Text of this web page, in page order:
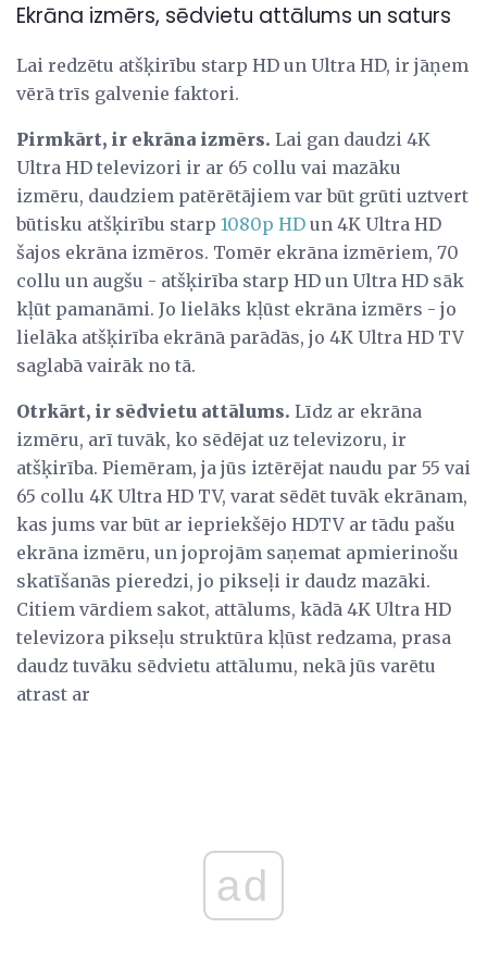
Ekrāna izmērs, sēdvietu attālums un saturs
Lai redzētu atšķirību starp HD un Ultra HD, ir jāņem
vērā trīs galvenie faktori.
Pirmkārt, ir ekrāna izmērs. Lai gan daudzi 4K
Ultra HD televizori ir ar 65 collu vai mazāku
izmēru, daudziem patērētājiem var būt grūti uztvert
būtisku atšķirību starp 1080p HD un 4K Ultra HD
šajos ekrāna izmēros. Tomēr ekrāna izmēriem, 70
collu un augšu - atšķirība starp HD un Ultra HD sāk
kļūt pamanāmi. Jo lielāks kļūst ekrāna izmērs - jo
lielāka atšķirība ekrānā parādās, jo 4K Ultra HD TV
saglabā vairāk no tā.
Otrkārt, ir sēdvietu attālums. Līdz ar ekrāna
izmēru, arī tuvāk, ko sēdējat uz televizoru, ir
atšķirība. Piemēram, ja jūs iztērējat naudu par 55 vai
65 collu 4K Ultra HD TV, varat sēdēt tuvāk ekrānam,
kas jums var būt ar iepriekšējo HDTV ar tādu pašu
ekrāna izmēru, un joprojām saņemat apmierinošu
skatīšanās pieredzi, jo pikseļi ir daudz mazāki.
Citiem vārdiem sakot, attālums, kādā 4K Ultra HD
televizora pikseļu struktūra kļūst redzama, prasa
daudz tuvāku sēdvietu attālumu, nekā jūs varētu
atrast ar
ad